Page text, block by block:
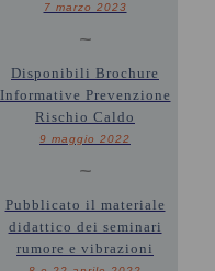
7 marzo 2023
~
Disponibili Brochure
Informative Prevenzione
Rischio Caldo
9 maggio 2022
~
Pubblicato il materiale
didattico dei seminari
rumore e vibrazioni